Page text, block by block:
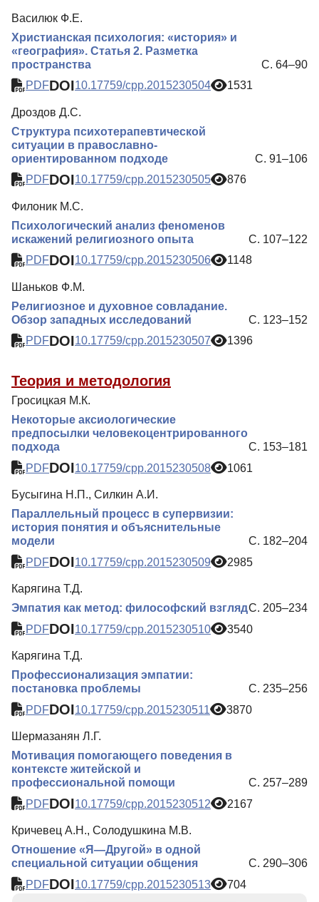
Василюк Ф.Е.
Христианская психология: «история» и
«география». Статья 2. Разметка
пространства
С. 64–90
PDFDOI10.17759/cpp.2015230504 1531
Дроздов Д.С.
Структура психотерапевтической
ситуации в православно-
ориентированном подходе
С. 91–106
PDFDOI10.17759/cpp.2015230505 876
Филоник М.С.
Психологический анализ феноменов
искажений религиозного опыта
С. 107–122
PDFDOI10.17759/cpp.2015230506 1148
Шаньков Ф.М.
Религиозное и духовное совладание.
Обзор западных исследований
С. 123–152
PDFDOI10.17759/cpp.2015230507 1396
Теория и методология
Гросицкая М.К.
Некоторые аксиологические
предпосылки человекоцентрированного
подхода
С. 153–181
PDFDOI10.17759/cpp.2015230508 1061
Бусыгина Н.П., Силкин А.И.
Параллельный процесс в супервизии:
история понятия и объяснительные
модели
С. 182–204
PDFDOI10.17759/cpp.2015230509 2985
Карягина Т.Д.
Эмпатия как метод: философский взглядС. 205–234
PDFDOI10.17759/cpp.2015230510 3540
Карягина Т.Д.
Профессионализация эмпатии:
постановка проблемы
С. 235–256
PDFDOI10.17759/cpp.2015230511 3870
Шермазанян Л.Г.
Мотивация помогающего поведения в
контексте житейской и
профессиональной помощи
С. 257–289
PDFDOI10.17759/cpp.2015230512 2167
Кричевец А.Н., Солодушкина М.В.
Отношение «Я—Другой» в одной
специальной ситуации общения
С. 290–306
PDFDOI10.17759/cpp.2015230513 704